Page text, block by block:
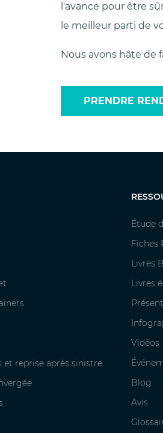
l'avance pour être
le meilleur parti de
Nous avons hâte de
PRENDRE
reprise après sinistre
Étude
Fiches
Livres
Livres
Vidéos
Blog
Avis